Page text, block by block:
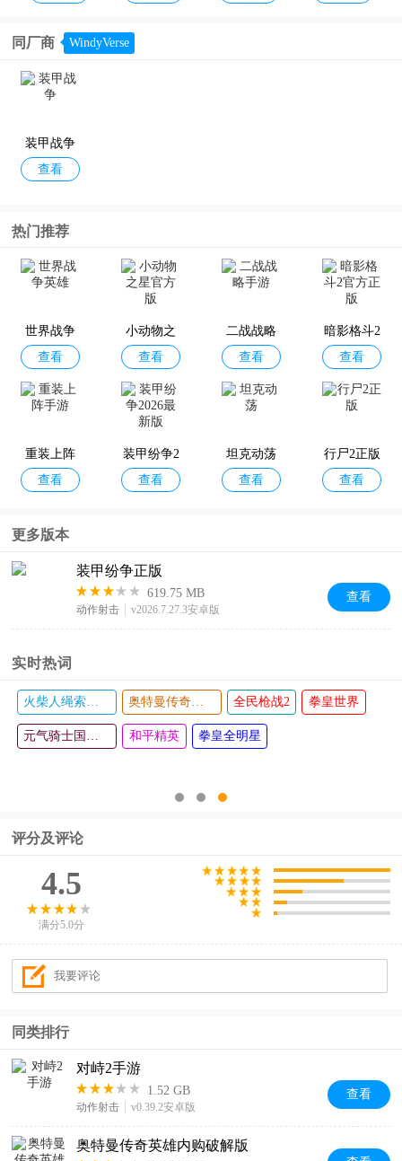
海战棋2
查看
免费版)
版最新版
同厂商 WindyVerse
装甲战争
查看
热门推荐
世界战争
英雄
查看
小动物之
星官方版
查看
二战战略
手游
查看
暗影格斗2
官方正版
查看
重装上阵
手游
查看
装甲纷争2
026最新版
查看
坦克动荡
查看
行尸2正版
查看
更多版本
装甲纷争正版
619.75 MB
动作射击 v2026.7.27.3安卓版
查看
实时热词
火柴人绳索英雄 奥特曼传奇英雄 全民枪战2 拳皇世界
元气骑士国际版 和平精英 拳皇全明星
评分及评论
4.5
满分5.0分
同类排行
对峙2手游
1.52 GB
动作射击 v0.39.2安卓版
查看
奥特曼传奇英雄内购破解版